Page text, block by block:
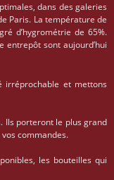
dans des galeries
Paris. La température de
d’hygrométrie de 65%.
entrepôt sont aujourd’hui
irréprochable et mettons
Ils porteront le plus grand
commandes.
les bouteilles qui